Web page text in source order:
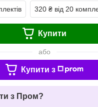
320 ₴ від 20
Купити
або
Купити з
з Пром?